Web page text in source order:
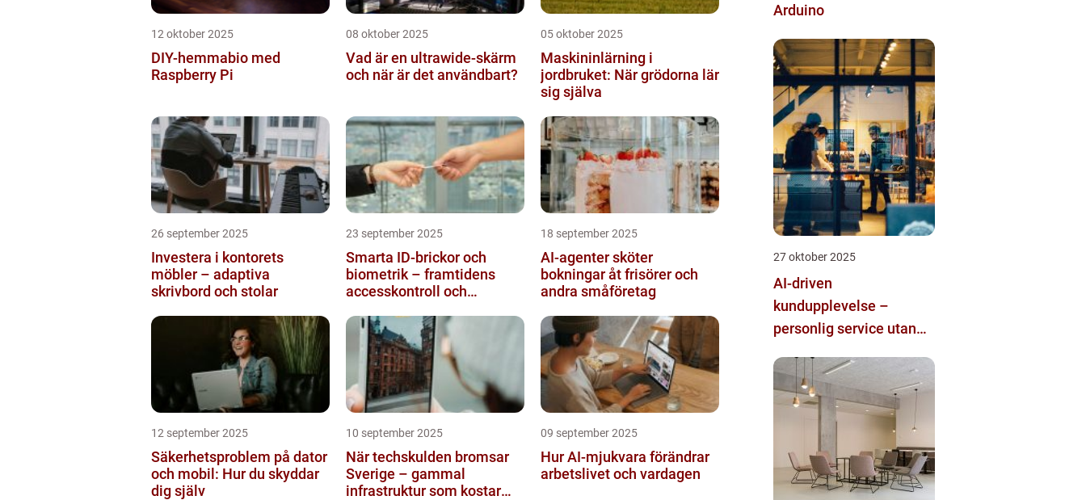
12 oktober 2025
DIY-hemmabio med
Raspberry Pi
08 oktober 2025
Vad är en ultrawide-skärm
och när är det användbart?
05 oktober 2025
Maskininlärning i
jordbruket: När grödorna lär
sig själva
26 september 2025
Investera i kontorets
möbler – adaptiva
skrivbord och stolar
23 september 2025
Smarta ID-brickor och
biometrik – framtidens
accesskontroll och
18 september 2025
AI-agenter sköter
bokningar åt frisörer och
andra småföretag
12 september 2025
Säkerhetsproblem på dator
och mobil: Hur du skyddar
dig själv
10 september 2025
När techskulden bromsar
Sverige – gammal
infrastruktur som kostar
09 september 2025
Hur AI-mjukvara förändrar
arbetslivet och vardagen
Arduino
27 oktober 2025
AI-driven
kundupplevelse –
personlig service utan